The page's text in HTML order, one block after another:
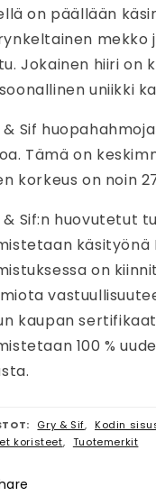
on päällään
mekko
Jokainen hiiri on
uniikki
Sif
Tämä on
korkeus on noin
& Sif:n huovutetut
käsityönä
on
kaupan
100 %
Gry & Sif, Kodin
koristeet, Tuotemerkit